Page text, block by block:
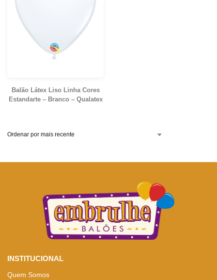
Balão Látex Liso Linha Cores
Estandarte – Branco – Qualatex
INSTITUCIONAL
Quem Somos